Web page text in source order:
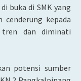
buka di SMK yang
cenderung kepada
tren dan diminati
potensi sumber